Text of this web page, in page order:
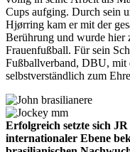
Cups aufging. Durch sein
Hjørring kam er mit der
Berührung und wurde hier
Frauenfußball. Für sein
Fußballverband, DBU, mit
selbstverständlich zum
Erfolgreich setzte sich
internationaler Ebene